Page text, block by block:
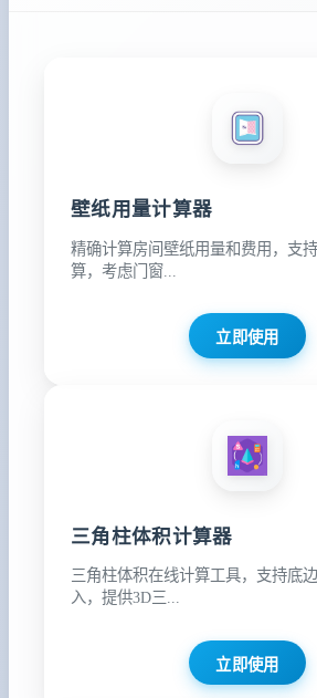
壁纸用量计算器
精确计算房间壁纸用量和费用，支
算，考虑门窗...
立即使用
三角柱体积计算器
三角柱体积在线计算工具，支持底
入，提供3D三...
立即使用